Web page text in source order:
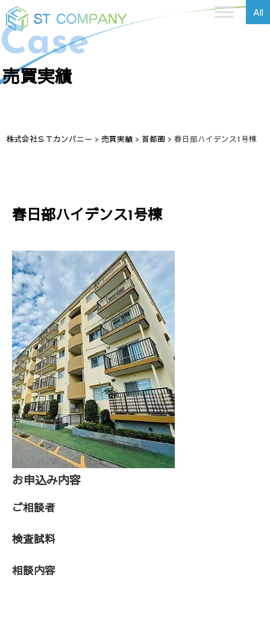
All
Case
売買実績
株式会社ＳＴカンパニー > 売買実績 > 首都圏 > 春日部ハイデンス1号棟
春日部ハイデンス1号棟
お申込み内容
ご相談者
検査試料
相談内容